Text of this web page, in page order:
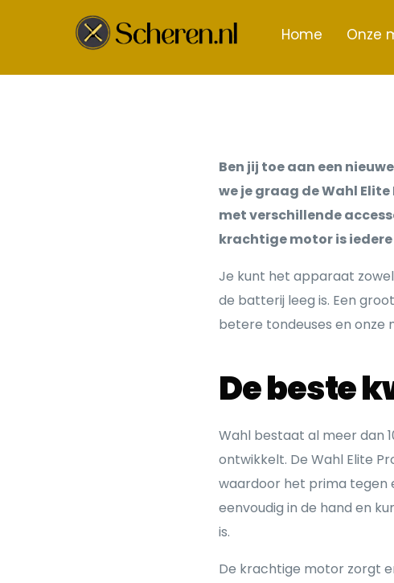
Home Onze
Ben jij toe aan een nieuwe
we je graag de Wahl
met verschillende
krachtige motor is
Je kunt het apparaat
de batterij leeg is. Een
betere tondeuses en onze
De beste
Wahl bestaat al meer dan
ontwikkelt. De Wahl Elite
waardoor het prima tegen
eenvoudig in de hand en
is.
De krachtige motor zorgt